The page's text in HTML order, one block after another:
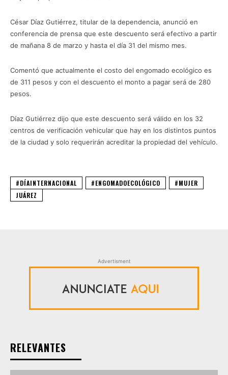
César Díaz Gutiérrez, titular de la dependencia, anunció en
conferencia de prensa que este descuento será efectivo a partir
de mañana 8 de marzo y hasta el día 31 del mismo mes.
Comentó que actualmente el costo del engomado ecológico es
de 311 pesos y con el descuento el monto a pagar será de 280
pesos.
Díaz Gutiérrez dijo que este descuento será válido en los 32
centros de verificación vehicular que hay en los distintos puntos
de la ciudad y solo requerirán acreditar la propiedad del vehículo.
#DÍAINTERNACIONAL #ENGOMADOECOLÓGICO
#MUJER
JUÁREZ
Advertisment
RELEVANTES